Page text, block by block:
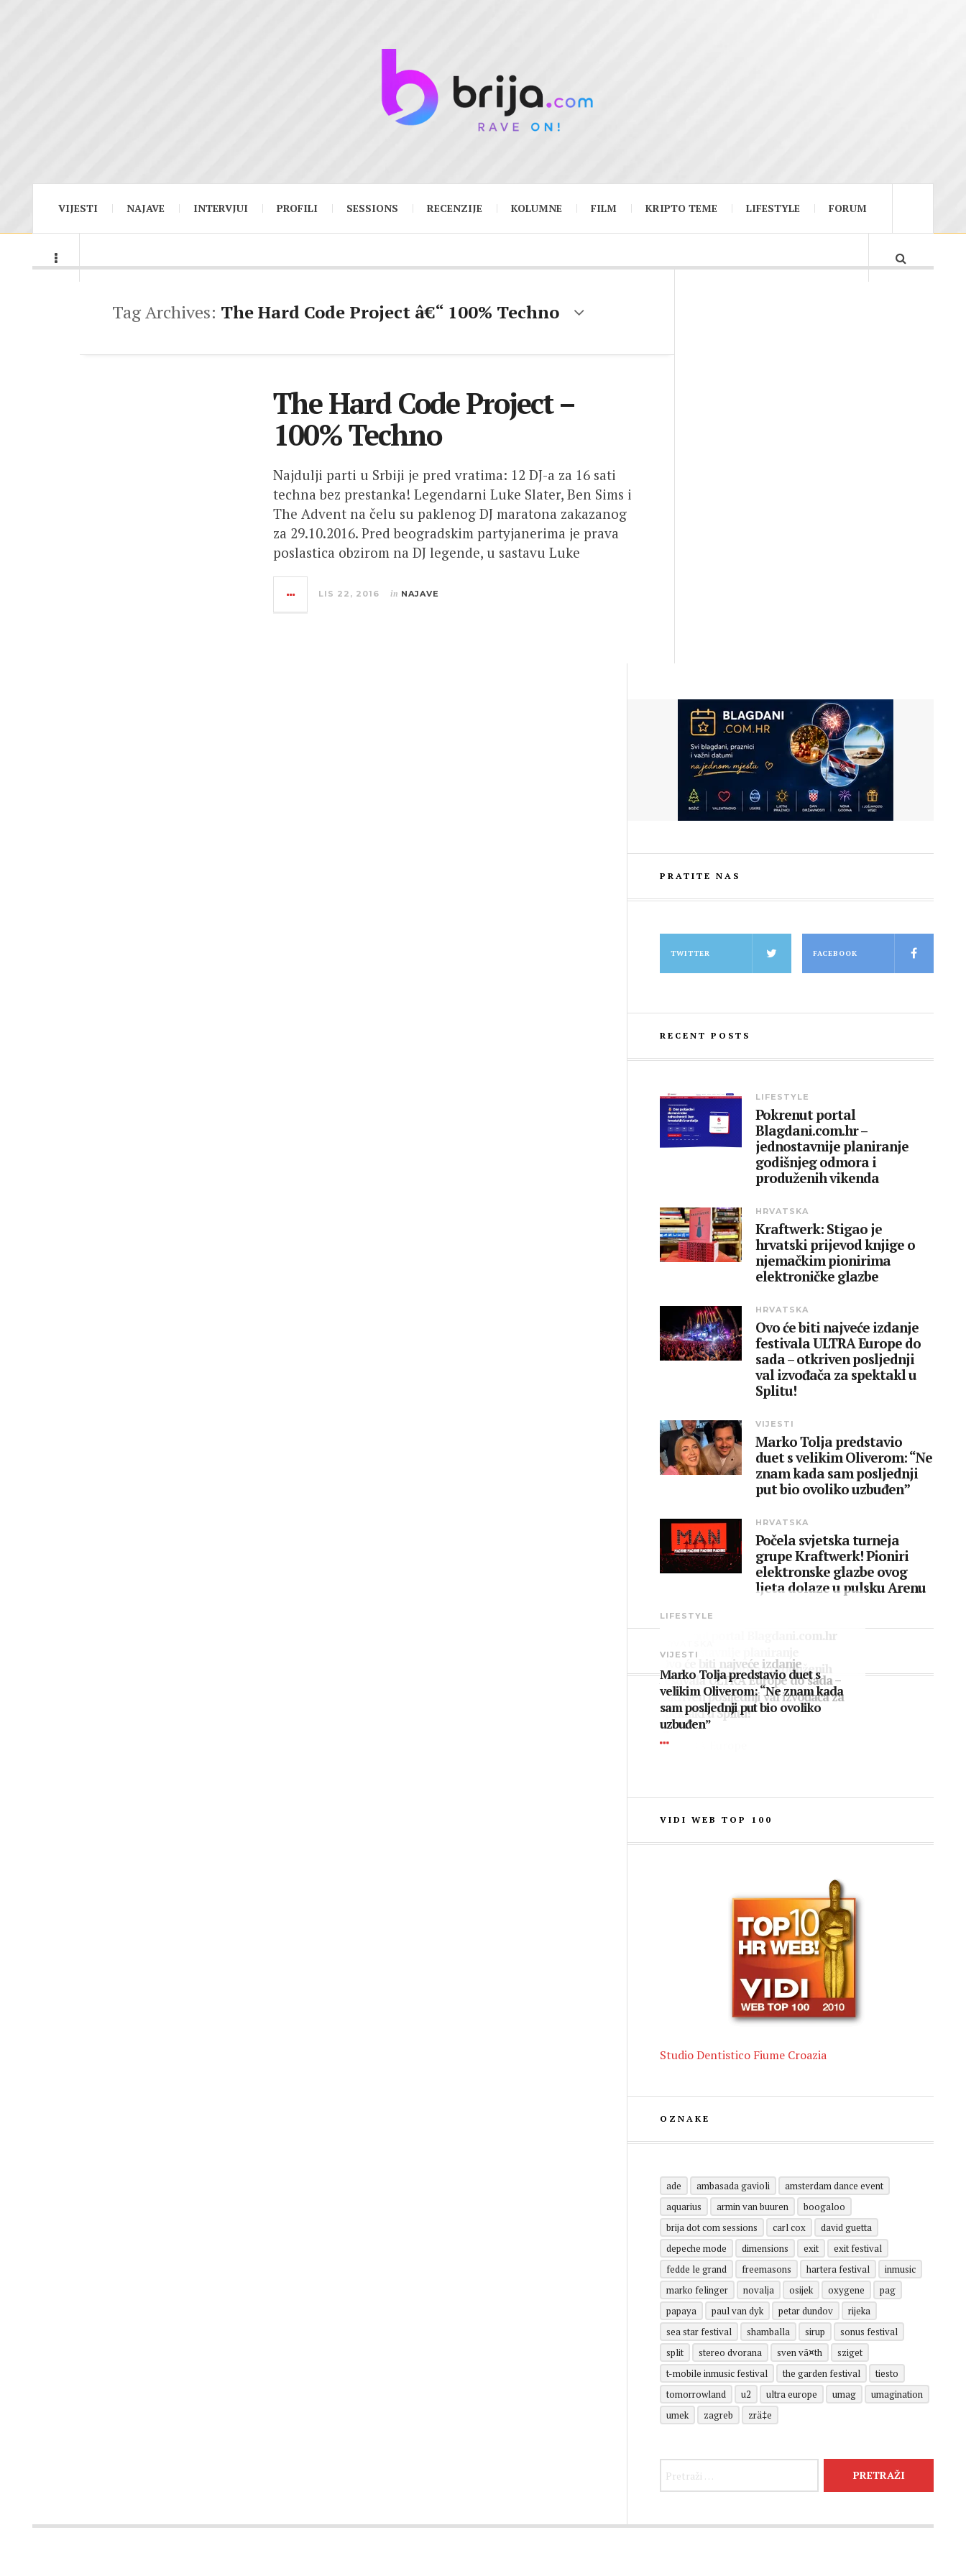
VIJESTI NAJAVE INTERVJUI PROFILI SESSIONS RECENZIJE KOLUMNE FILM KRIPTO TEME LIFESTYLE FORUM
Tag Archives: The Hard Code Project â€“ 100% Techno
The Hard Code Project –
100% Techno
Najdulji parti u Srbiji je pred vratima: 12 DJ-a za 16 sati
techna bez prestanka! Legendarni Luke Slater, Ben Sims i
The Advent na čelu su paklenog DJ maratona zakazanog
za 29.10.2016. Pred beogradskim partyjanerima je prava
poslastica obzirom na DJ legende, u sastavu Luke
LIS 22, 2016 in NAJAVE
PRATITE NAS
TWITTER FACEBOOK
RECENT POSTS
LIFESTYLE
Pokrenut portal
Blagdani.com.hr –
jednostavnije planiranje
godišnjeg odmora i
produženih vikenda
HRVATSKA
Kraftwerk: Stigao je
hrvatski prijevod knjige o
njemačkim pionirima
elektroničke glazbe
HRVATSKA
Ovo će biti najveće izdanje
festivala ULTRA Europe do
sada – otkriven posljednji
val izvođača za spektakl u
Splitu!
VIJESTI
Marko Tolja predstavio
duet s velikim Oliverom: “Ne
znam kada sam posljednji
put bio ovoliko uzbuđen”
HRVATSKA
Počela svjetska turneja
grupe Kraftwerk! Pioniri
elektronske glazbe ovog
ljeta dolaze u pulsku Arenu
FEATURED POSTS
LIFESTYLE
Pokrenut portal Blagdani.com.hr
– jednostavnije planiranje
godišnjeg odmora i produženih
vikenda
Ovo će biti najveće izdanje
festivala ULTRA Europe do sada –
otkriven posljednji val izvođača za
spektakl u Splitu!
VIJESTI
Marko Tolja predstavio duet s
velikim Oliverom: “Ne znam kada
sam posljednji put bio ovoliko
uzbuđen”
VIDI WEB TOP 100
Studio Dentistico Fiume Croazia
OZNAKE
ade ambasada gavioli
amsterdam dance event
aquarius
armin van buuren
boogaloo
brija dot com sessions
carl cox
david guetta
depeche mode
dimensions exit
exit festival
fedde le grand
freemasons hartera festival
inmusic
marko felinger
novalja osijek oxygene
pag
papaya
paul van dyk petar dundov
rijeka
sea star festival
shamballa sirup
sonus festival
split
stereo dvorana sven vã¤th
sziget
t-mobile inmusic festival
the garden festival
tiesto
tomorrowland
u2 ultra europe umag
umagination
umek
zagreb zrä‡e